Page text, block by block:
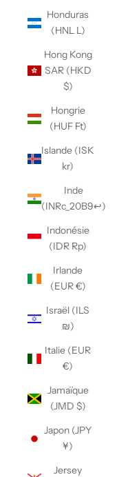
Honduras
(HNL L)
Hong Kong
SAR (HKD
$)
Hongrie
(HUF Ft)
Islande (ISK
kr)
Inde
(INRc_20B9↩)
Indonésie
(IDR Rp)
Irlande
(EUR €)
Israël (ILS
₪)
Italie (EUR
€)
Jamaïque
(JMD $)
Japon (JPY
¥)
Jersey